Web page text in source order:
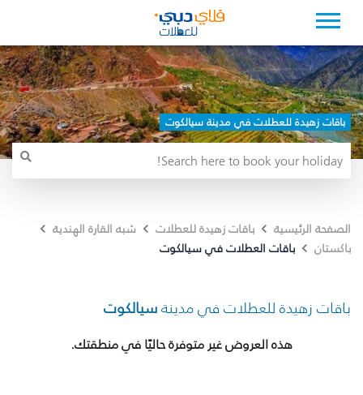
باقات زهيدة للعطلات في مدينة سيالكوت
الصفحة الرئيسية باقات زهيدة للعطلات
شبه القارة الهندية
باكستان
باقات العطلات في سيالكوت
باقات زهيدة للعطلات في مدينةسيالكوت
هذه العروض غير متوفرة حاليًا في منطقتك.